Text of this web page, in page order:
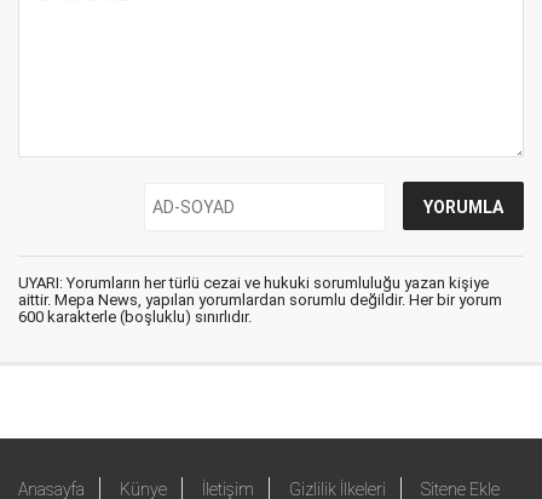
UYARI: Yorumların her türlü cezai ve hukuki sorumluluğu yazan kişiye
aittir. Mepa News, yapılan yorumlardan sorumlu değildir. Her bir yorum
600 karakterle (boşluklu) sınırlıdır.
Anasayfa Künye İletişim Gizlilik İlkeleri Sitene Ekle